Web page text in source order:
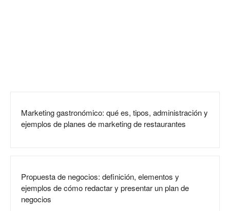
Marketing gastronómico: qué es, tipos, administración y
ejemplos de planes de marketing de restaurantes
Propuesta de negocios: definición, elementos y
ejemplos de cómo redactar y presentar un plan de
negocios